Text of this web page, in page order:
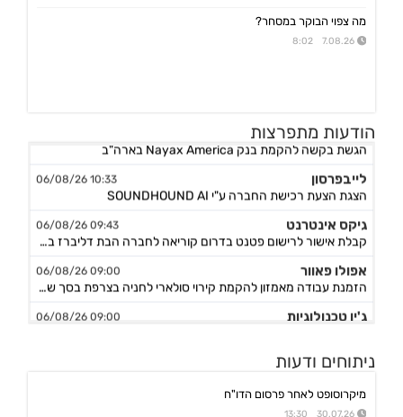
מה צפוי הבוקר במסחר?
7.08.26 8:02
הודעות מתפרצות
נאייקס
הגשת בקשה להקמת בנק Nayax America בארה"ב
לייבפרסון 10:33 06/08/26
הצגת הצעת רכישת החברה ע"י SOUNDHOUND AI
גיקס אינטרנט 09:43 06/08/26
קבלת אישור לרישום פטנט בדרום קוריאה לחברה הבת דליברז בתחום ניווט מתקדם לרכבים ורובוטים
אפולו פאוור 09:00 06/08/26
הזמנת עבודה מאמזון להקמת קירוי סולארי לחניה בצרפת בסך של כ-2 מ'ש"ח,המשך
ג'ין טכנולוגיות 09:00 06/08/26
הסכם רישיון ושירותי פיתוח עם תאגיד בנקאי בישראל,פרטים
גולף
מצגת שוק ההון - דוח רבעון שני 2026
קיסטון אינפרא
ניתוחים ודעות
מיקרוסופט לאחר פרסום הדו"ח
30.07.26 13:30